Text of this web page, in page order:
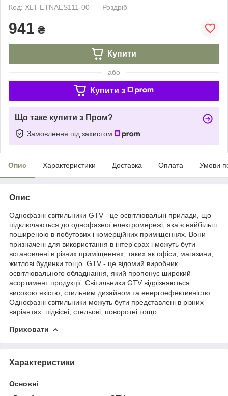
Код: XLT-ETNAES111-00
Роздріб
941 ₴
Купити
або
Купити з
Що таке купити з Пром?
Замовлення під захистом
Опис Характеристики Доставка Оплата Умови
Опис
Однофазні світильники GTV - це освітлювальні прилади, що
підключаються до однофазної електромережі, яка є найбільш
поширеною в побутових і комерційних приміщеннях. Вони
призначені для використання в інтер'єрах і можуть бути
встановлені в різних приміщеннях, таких як офіси, магазини,
житлові будинки тощо. GTV - це відомий виробник
освітлювального обладнання, який пропонує широкий
асортимент продукції. Світильники GTV відрізняються
високою якістю, стильним дизайном та енергоефективністю.
Однофазні світильники можуть бути представлені в різних
варіантах: підвісні, стельові, поворотні тощо.
Приховати
Характеристики
Основні